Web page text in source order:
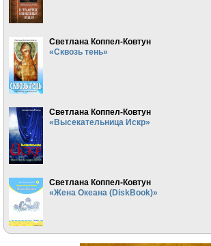
Светлана Коппел-Ковтун
«Сквозь тень»
Светлана Коппел-Ковтун
«Высекательница Искр»
Светлана Коппел-Ковтун
«Жена Океана (DiskBook)»